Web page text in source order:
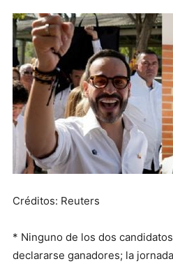
Créditos: Reuters
* Ninguno de los dos
declararse ganadores; la